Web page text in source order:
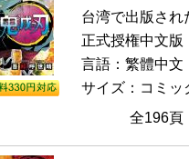
台湾で出版され
正式授権中文版
言語：繁體中文
サイズ：コミッ
全196